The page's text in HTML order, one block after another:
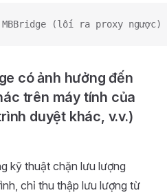
(lối ra proxy
có ảnh hưởng đến
trên máy tính của
duyệt khác, v.v.)
kỹ thuật chặn lưu lượng
chỉ thu thập lưu lượng từ